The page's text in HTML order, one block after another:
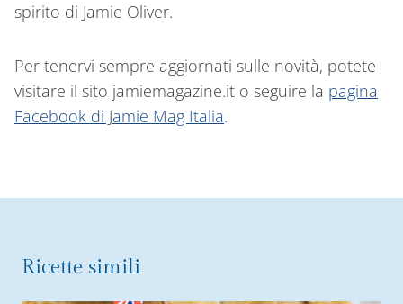
spirito di Jamie Oliver.
Per tenervi sempre aggiornati sulle novità, potete
visitare il sito jamiemagazine.it o seguire la pagina
Facebook di Jamie Mag Italia.
Ricette simili